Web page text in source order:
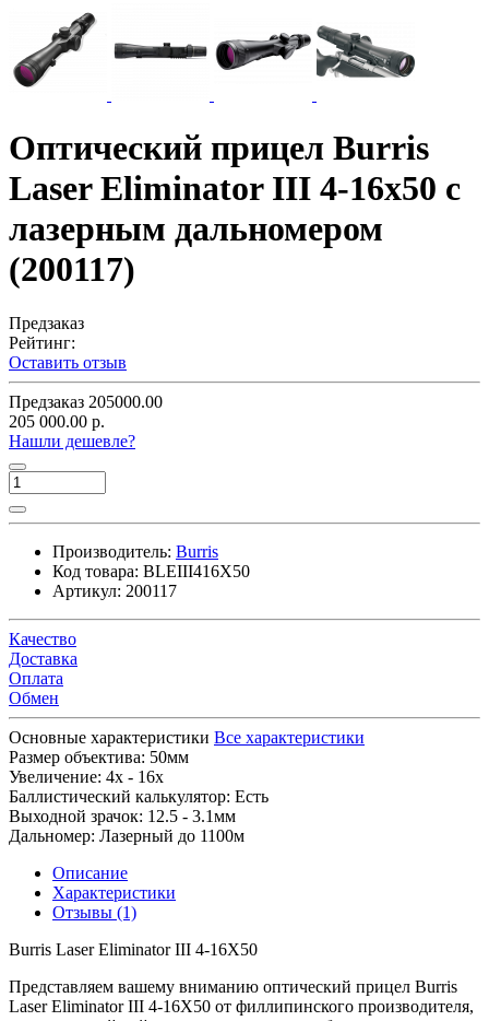
Оптический прицел Burris
Laser Eliminator III 4-16x50 с
лазерным дальномером
(200117)
Предзаказ
Рейтинг:
Оставить отзыв
Предзаказ 205000.00
205 000.00 р.
Нашли дешевле?
Производитель: Burris
Код товара: BLEIII416X50
Артикул: 200117
Качество
Доставка
Оплата
Обмен
Основные характеристики Все характеристики
Размер объектива: 50мм
Увеличение: 4x - 16x
Баллистический калькулятор: Есть
Выходной зрачок: 12.5 - 3.1мм
Дальномер: Лазерный до 1100м
Описание
Характеристики
Отзывы (1)
Burris Laser Eliminator III 4-16X50
Представляем вашему вниманию оптический прицел Burris
Laser Eliminator III 4-16X50 от филлипинского производителя,